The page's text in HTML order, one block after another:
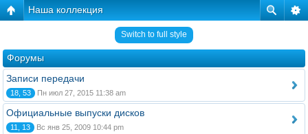
Наша коллекция
Switch to full style
Форумы
Записи передачи
18, 53 Пн июл 27, 2015 11:38 am
Официальные выпуски дисков
11, 13 Вс янв 25, 2009 10:44 pm